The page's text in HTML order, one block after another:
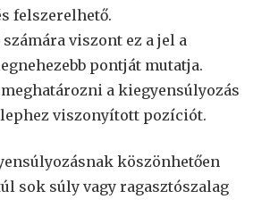
felszerelhető.
viszont ez a jel a
pontját mutatja.
a kiegyensúlyozás
viszonyított pozíciót.
köszönhetően
sok súly vagy ragasztószalag